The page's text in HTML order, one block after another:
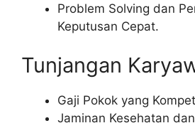
Problem Solving dan
Keputusan Cepat.
Tunjangan
Gaji Pokok yang
Jaminan Kesehatan